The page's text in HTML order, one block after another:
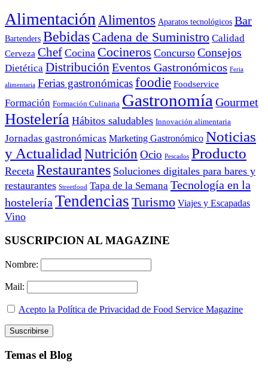
Alimentación Alimentos Aparatos tecnológicos Bar
Bartenders Bebidas Cadena de Suministro Calidad
Cerveza Chef Cocina Cocineros Concurso Consejos
Dietética Distribución Eventos Gastronómicos Feria
alimentaria Ferias gastronómicasfoodie Foodservice
Formación Formación Culinaria Gastronomía Gourmet
Hostelería Hábitos saludables Innovación alimentaria
Jornadas gastronómicas Marketing Gastronómico Noticias
y Actualidad Nutrición Ocio Pescados Producto
Receta Restaurantes Soluciones digitales para bares y
restaurantes Streetfood Tapa de la Semana Tecnología en la
hostelería Tendencias Turismo Viajes y Escapadas
Vino
SUSCRIPCION AL MAGAZINE
Nombre:
Mail:
Acepto la Política de Privacidad de Food Service Magazine
Temas el Blog